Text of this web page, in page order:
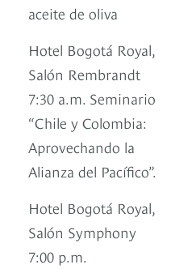
aceite de oliva
Hotel Bogotá Royal,
Salón Rembrandt
7:30 a.m. Seminario
“Chile y Colombia:
Aprovechando la
Alianza del Pacífico”.
Hotel Bogotá Royal,
Salón Symphony
7:00 p.m.